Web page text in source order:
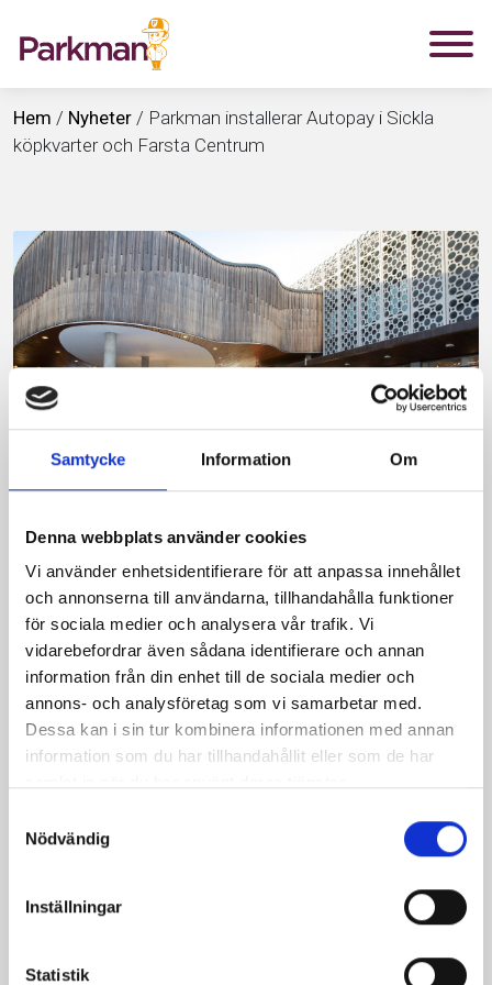
Samtycke Information Om
Denna webbplats använder cookies
Vi använder enhetsidentifierare för att anpassa innehållet
och annonserna till användarna, tillhandahålla funktioner
för sociala medier och analysera vår trafik. Vi
vidarebefordrar även sådana identifierare och annan
information från din enhet till de sociala medier och
annons- och analysföretag som vi samarbetar med.
Dessa kan i sin tur kombinera informationen med annan
information som du har tillhandahållit eller som de har
Nödvändig
Inställningar
Statistik
Hem / Nyheter / Parkman installerar Autopay i Sickla
köpkvarter och Farsta Centrum
2018-08-15
Parkman installerar Autopay i
Sickla köpkvarter och Farsta
Centrum
Nu byter Atrium Ljungberg ut p-skivan mot det
kamerabaserade systemet Autopay. Kunderna erbjuds
fortfarande 3 timmars fri parkering men risker inte
längre några kontrollavgifter. Tack vare systemet blir det
smidigare för kunderna att betala för sin parkering om
parkeringssystemet kommer också parkeringsplatserna
Först ut är Sickla Köpkvarter den 15 augusti och Farsta